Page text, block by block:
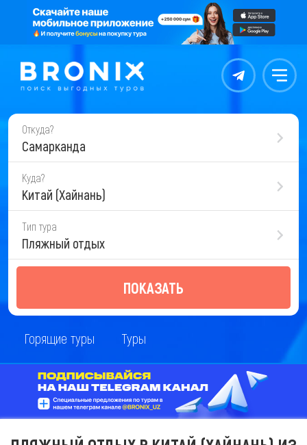
Контакты Меню
Откуда?
Самарканда
Куда?
Китай (Хайнань)
Тип тура
Пляжный отдых
ПОКАЗАТЬ
Горящие туры Туры